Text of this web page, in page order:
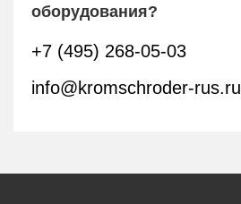
оборудования?
+7 (495) 268-05-03
info@kromschroder-rus.ru